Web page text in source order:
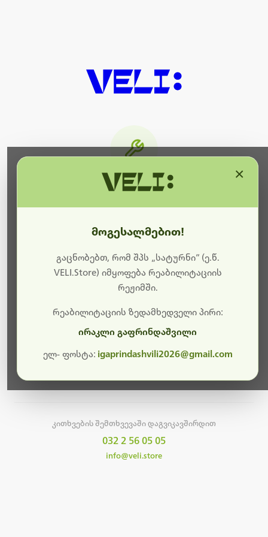
ბოდიშს გიხდით შეფერხებისთვის. ამჟამად
მიმდინარეობს საიტის განახლება და ტექნიკური
სამუშაოები.
მალე ისევ ხელმისაწვდომი იქნება. გმადლობთ
კითხვების შემთხვევაში დაგვიკავშირდით
032 2 56 05 05
info@veli.store
მოგესალმებით!
გაცნობებთ, რომ შპს „სატურნი“ (ე.წ.
VELI.Store) იმყოფება რეაბილიტაციის
რეჟიმში.
რეაბილიტაციის ზედამხედველი პირი:
ირაკლი გაფრინდაშვილი
ელ- ფოსტა: igaprindashvili2026@gmail.com
×